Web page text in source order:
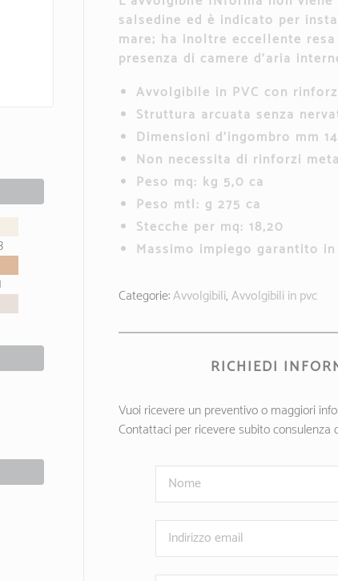
salsedine ed è indicato per
mare; ha inoltre eccellente
presenza di camere d’aria
Avvolgibile in PVC con
Struttura arcuata senza
Dimensioni d’ingombro mm
Non necessita di rinforzi
Peso mq: kg 5,0 ca
Peso mtl: g 275 ca
Stecche per mq: 18,20
Massimo impiego garantito
Categorie:Avvolgibili,Avvolgibili in pvc
RICHIEDI
Vuoi ricevere un preventivo o maggiori
Contattaci per ricevere subito consulenza